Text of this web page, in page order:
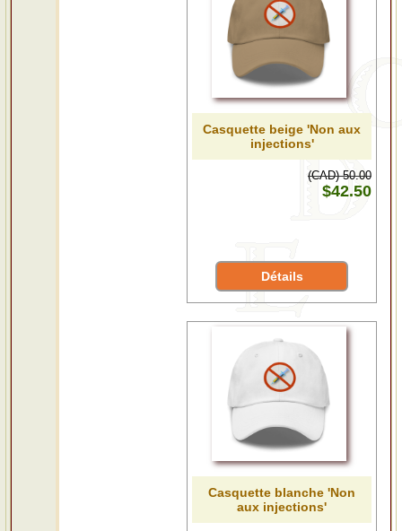
Casquette beige 'Non aux
injections'
(CAD) 50.00
$42.50
Détails
Casquette blanche 'Non
aux injections'